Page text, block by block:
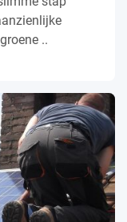
..